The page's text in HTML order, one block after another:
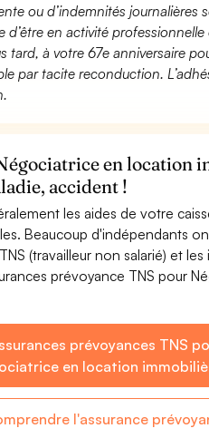
ou d’indemnités journalières
en activité
à votre 67e anniversaire
par tacite reconduction.
en location
accident !
les aides de votre
Beaucoup d'indépendants
(travailleur non salarié) et
prévoyance TNS pour
prévoyances TNS
en location
l'assurance